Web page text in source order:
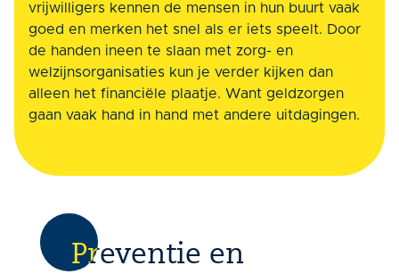
vrijwilligers kennen de mensen in hun buurt vaak
goed en merken het snel als er iets speelt. Door
de handen ineen te slaan met zorg- en
welzijnsorganisaties kun je verder kijken dan
alleen het financiële plaatje. Want geldzorgen
gaan vaak hand in hand met andere uitdagingen.
Preventie en